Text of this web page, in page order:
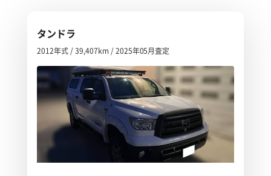
タンドラ
2012年式 / 39,407km / 2025年05月査定